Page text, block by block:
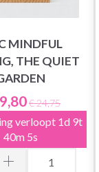
MINDFUL
THE QUIET
€ 24,75
verloopt 1d 9t
40m 4s